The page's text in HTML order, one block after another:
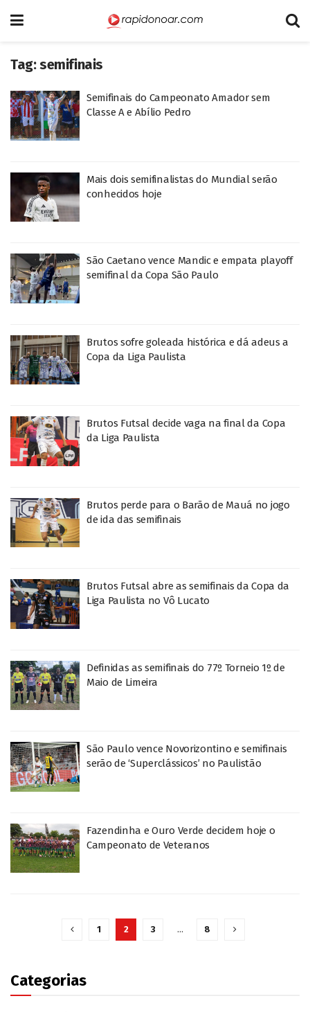
Tag:semifinais
Semifinais do Campeonato Amador sem
Classe A e Abílio Pedro
Mais dois semifinalistas do Mundial serão
conhecidos hoje
São Caetano vence Mandic e empata playoff
semifinal da Copa São Paulo
Brutos sofre goleada histórica e dá adeus a
Copa da Liga Paulista
Brutos Futsal decide vaga na final da Copa
da Liga Paulista
Brutos perde para o Barão de Mauá no jogo
de ida das semifinais
Brutos Futsal abre as semifinais da Copa da
Liga Paulista no Vô Lucato
Definidas as semifinais do 77º Torneio 1º de
Maio de Limeira
São Paulo vence Novorizontino e semifinais
serão de ‘Superclássicos’ no Paulistão
Fazendinha e Ouro Verde decidem hoje o
Campeonato de Veteranos
1 2 3 … 8
Categorias